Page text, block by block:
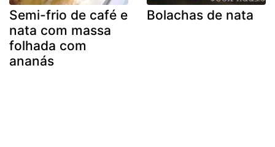
Semi-frio de café e
nata com massa
folhada com
ananás
Bolachas de nata